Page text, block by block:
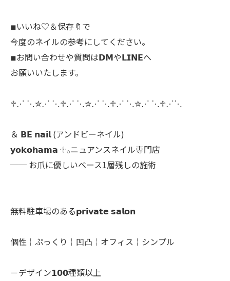
◾︎いいね♡＆保存🔖で
今度のネイルの参考にしてください。
◾︎お問い合わせや質問は𝗗𝗠や𝗟𝗜𝗡𝗘へ
お願いいたします。
♱⋰ ⋱✮⋰ ⋱♱⋰ ⋱✮⋰ ⋱♱⋰ ⋱✮⋰ ⋱♱⋰⋱
＆ 𝗕𝗘 𝗻𝗮𝗶𝗹 (アンドビーネイル)
𝘆𝗼𝗸𝗼𝗵𝗮𝗺𝗮 𓇬𓂂ニュアンスネイル専門店
── お爪に優しいベース1層残しの施術
無料駐車場のある𝗽𝗿𝗶𝘃𝗮𝘁𝗲 𝘀𝗮𝗹𝗼𝗻
個性￤ぷっくり￤凹凸￤オフィス￤シンプル
－デザイン𝟭𝟬𝟬種類以上